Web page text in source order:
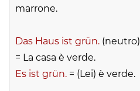
marrone.
Das Haus ist grün. (neutro)
= La casa è verde.
Es ist grün. = (Lei) è verde.